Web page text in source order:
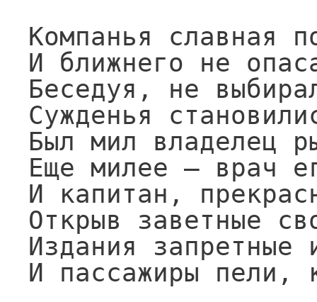
Компанья славная
И ближнего не
Беседуя, не
Сужденья
Был мил владелец
Еще милее — врач
И капитан,
Открыв заветные
Издания запретные
И пассажиры пели,